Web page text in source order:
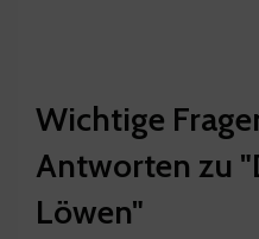
Wichtige
Antworten zu
Löwen"